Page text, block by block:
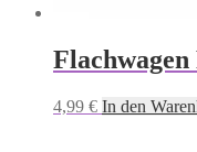
Flachwagen
4,99 € In den